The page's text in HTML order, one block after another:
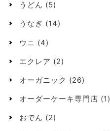
うどん (5)
うなぎ (14)
ウニ (4)
エクレア (2)
オーガニック (26)
オーダーケーキ専門店 (1)
おでん (2)